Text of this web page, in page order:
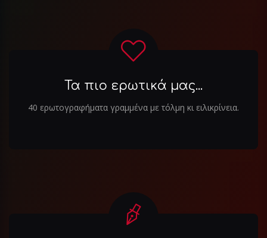
Τα πιο ερωτικά μας...
40 ερωτογραφήματα γραμμένα με τόλμη κι ειλικρίνεια.